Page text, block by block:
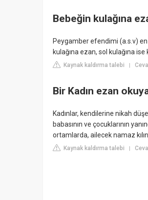
Bebeğin kulağına
Peygamber efendimi (a.s.v)
kulağına ezan, sol kulağına
Kaynak kaldırma talebi |
Bir Kadın ezan
Kadınlar, kendilerine nikah
babasının ve çocuklarının
ortamlarda, ailecek namaz
Kaynak kaldırma talebi |